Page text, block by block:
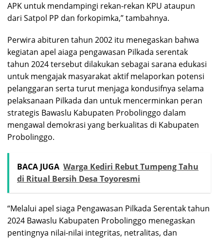
APK untuk mendampingi rekan-rekan KPU ataupun
dari Satpol PP dan forkopimka,” tambahnya.
Perwira abituren tahun 2002 itu menegaskan bahwa
kegiatan apel aiaga pengawasan Pilkada serentak
tahun 2024 tersebut dilakukan sebagai sarana edukasi
untuk mengajak masyarakat aktif melaporkan potensi
pelanggaran serta turut menjaga kondusifnya selama
pelaksanaan Pilkada dan untuk mencerminkan peran
strategis Bawaslu Kabupaten Probolinggo dalam
mengawal demokrasi yang berkualitas di Kabupaten
Probolinggo.
BACA JUGA Warga Kediri Rebut Tumpeng Tahu
di Ritual Bersih Desa Toyoresmi
“Melalui apel siaga Pengawasan Pilkada Serentak tahun
2024 Bawaslu Kabupaten Probolinggo menegaskan
pentingnya nilai-nilai integritas, netralitas, dan